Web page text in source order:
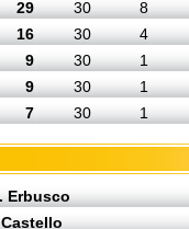
29 30
8
16 30
4
9 30
1
9 30
1
7 30 1
Erbusco